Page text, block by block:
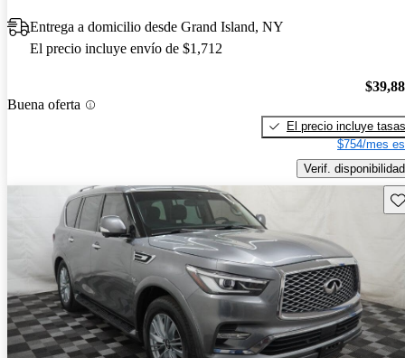
Entrega a domicilio desde Grand Island, NY
El precio incluye envío de $1,712
Buena oferta
El precio incluye tasas
$754/mes
Verif. disponibilidad